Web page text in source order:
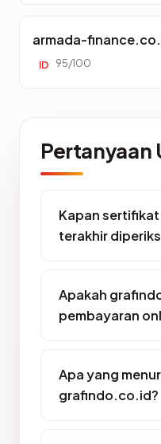
armada-
ID 95/100
Pertanyaan
Kapan
terakhir
Apakah
pembayaran
Apa yang
grafindo.co.id?